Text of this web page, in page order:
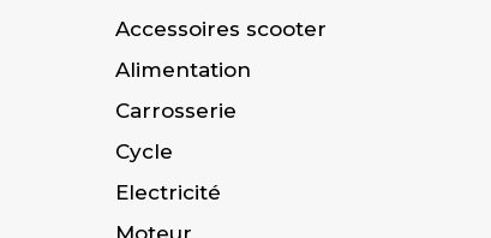
Accessoires scooter
Alimentation
Carrosserie
Cycle
Electricité
Moteur